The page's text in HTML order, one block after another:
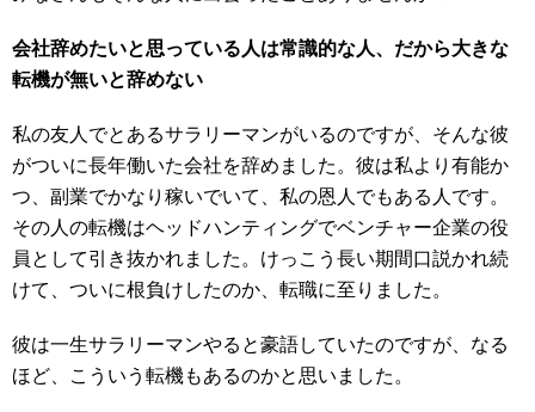
会社辞めたいと思っている人は常識的な人、だから大きな
転機が無いと辞めない
私の友人でとあるサラリーマンがいるのですが、そんな彼
がついに長年働いた会社を辞めました。彼は私より有能か
つ、副業でかなり稼いでいて、私の恩人でもある人です。
その人の転機はヘッドハンティングでベンチャー企業の役
員として引き抜かれました。けっこう長い期間口説かれ続
けて、ついに根負けしたのか、転職に至りました。
彼は一生サラリーマンやると豪語していたのですが、なる
ほど、こういう転機もあるのかと思いました。